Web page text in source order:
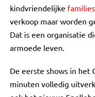
kindvriendelijke
verkoop maar worden
Dat is een organisatie
armoede leven.
De eerste shows in het
minuten volledig